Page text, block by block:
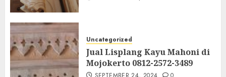
Uncategorized
Jual Lisplang Kayu Mahoni di
Mojokerto 0812-2572-3489